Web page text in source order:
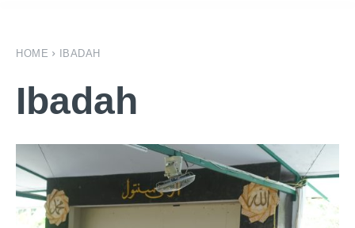
HOME IBADAH
Ibadah